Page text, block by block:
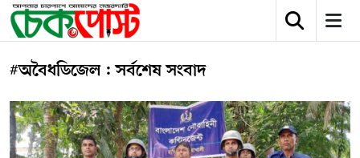
#অবৈধডিজেল : সর্বশেষ সংবাদ